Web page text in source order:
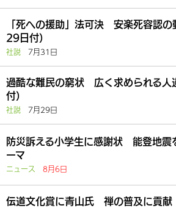
「死への援助」法可決 安楽死容認の
29日付）
社説 7月31日
過酷な難民の窮状 広く求められる人
付）
社説 7月29日
防災訴える小学生に感謝状 能登地震
ーマ
ニュース 8月6日
伝道文化賞に青山氏 禅の普及に貢献